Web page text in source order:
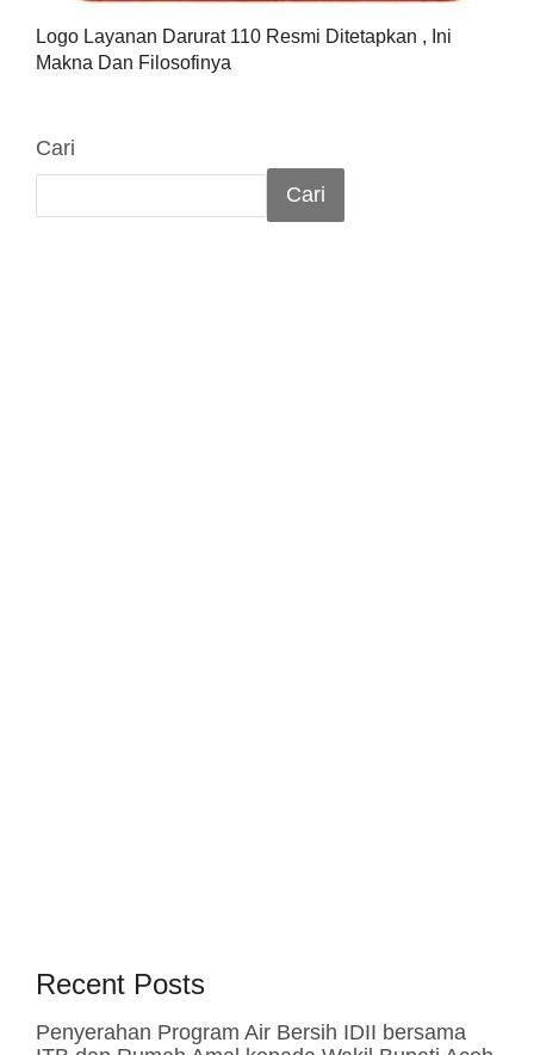
Logo Layanan Darurat 110 Resmi Ditetapkan , Ini
Makna Dan Filosofinya
Cari
Cari
Recent Posts
Penyerahan Program Air Bersih IDII bersama